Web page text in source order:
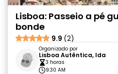
Lisboa: Passeio a pé
bonde
9.9 (2)
Organizado por
Lisboa Autêntica, lda
3 horas
9:30 AM